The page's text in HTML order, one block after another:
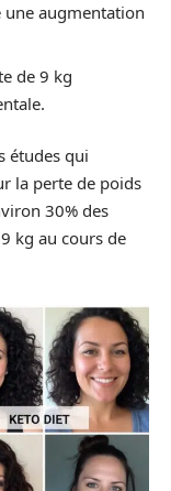
une augmentation
de 9 kg
études qui
la perte de poids
30% des
kg au cours de